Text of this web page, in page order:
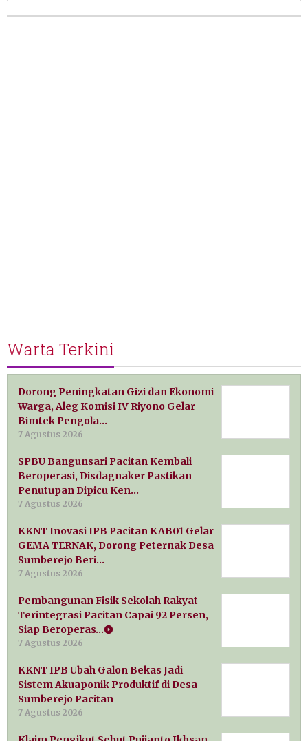
Warta Terkini
Dorong Peningkatan Gizi dan Ekonomi
Warga, Aleg Komisi IV Riyono Gelar
Bimtek Pengola…
7 Agustus 2026
SPBU Bangunsari Pacitan Kembali
Beroperasi, Disdagnaker Pastikan
Penutupan Dipicu Ken…
7 Agustus 2026
KKNT Inovasi IPB Pacitan KAB01 Gelar
GEMA TERNAK, Dorong Peternak Desa
Sumberejo Beri…
7 Agustus 2026
Pembangunan Fisik Sekolah Rakyat
Terintegrasi Pacitan Capai 92 Persen,
Siap Beroperas…
7 Agustus 2026
KKNT IPB Ubah Galon Bekas Jadi
Sistem Akuaponik Produktif di Desa
Sumberejo Pacitan
7 Agustus 2026